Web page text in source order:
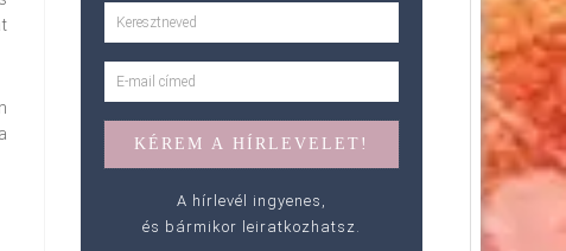
A hírlevél ingyenes,
és bármikor leiratkozhatsz.